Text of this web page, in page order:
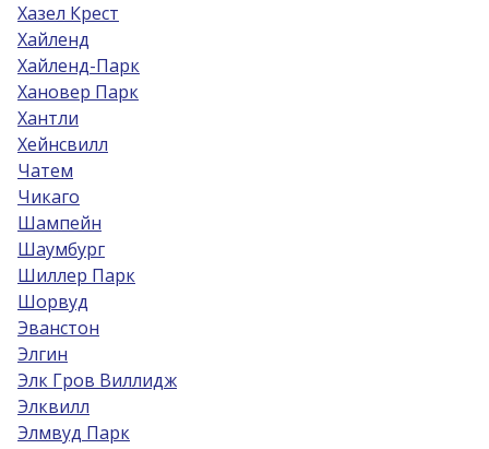
Хазел Крест
Хайленд
Хайленд-Парк
Хановер Парк
Хантли
Хейнсвилл
Чатем
Чикаго
Шампейн
Шаумбург
Шиллер Парк
Шорвуд
Эванстон
Элгин
Элк Гров Виллидж
Элквилл
Элмвуд Парк